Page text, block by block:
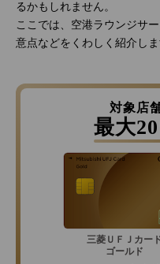
るかもしれません。
ここでは、空港ラウンジサ
意点などをくわしく紹介しま
対象店
最大
三菱ＵＦＪカー
ゴールド